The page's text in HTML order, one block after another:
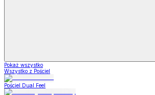
Pokaż wszystko
Wszystko z Pościel
Pościel Dual Feel